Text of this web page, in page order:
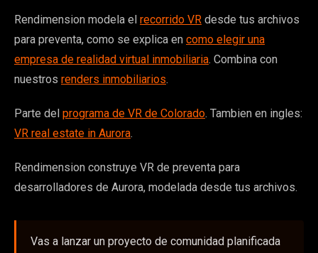
Rendimension modela el recorrido VR desde tus archivos
para preventa, como se explica en como elegir una
empresa de realidad virtual inmobiliaria. Combina con
nuestros renders inmobiliarios.
Parte del programa de VR de Colorado. Tambien en ingles:
VR real estate in Aurora.
Rendimension construye VR de preventa para
desarrolladores de Aurora, modelada desde tus archivos.
Vas a lanzar un proyecto de comunidad planificada